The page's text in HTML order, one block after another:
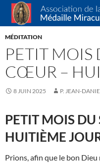
Association de la
Recherche
ALLER
AU
MÉDITATION
PETIT MOIS
CŒUR –
8 JUIN 2025 P. JEAN-
PETIT MOIS
HUITIÈME
Prions, afin que le bon